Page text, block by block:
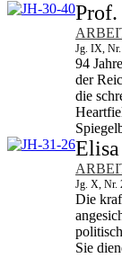
Jg. IX,
94
der
die
Jg. X, Nr.
Die
Sie